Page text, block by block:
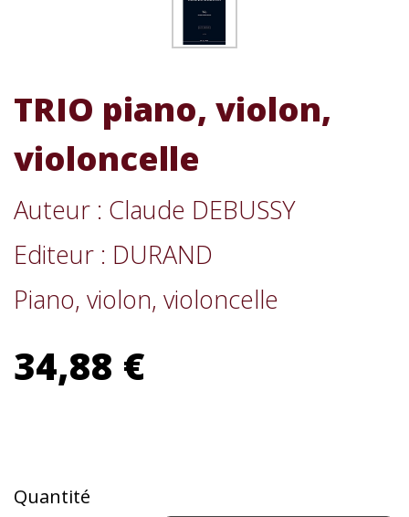
TRIO piano, violon,
violoncelle
Auteur : Claude DEBUSSY
Editeur : DURAND
Piano, violon, violoncelle
34,88 €
Quantité